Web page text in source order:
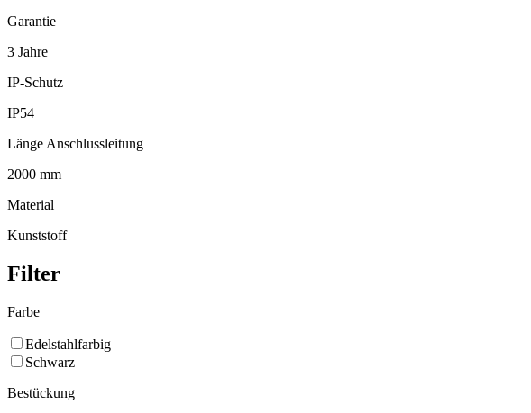
Garantie
3 Jahre
IP-Schutz
IP54
Länge Anschlussleitung
2000 mm
Material
Kunststoff
Filter
Farbe
Edelstahlfarbig
Schwarz
Bestückung